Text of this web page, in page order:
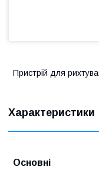
Пристрій для
Характеристики
Основні